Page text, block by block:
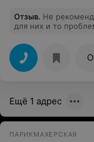
Отзыв. Не
для них и то
Ещё 1 адрес
ПАРИКМАХЕРСКАЯ